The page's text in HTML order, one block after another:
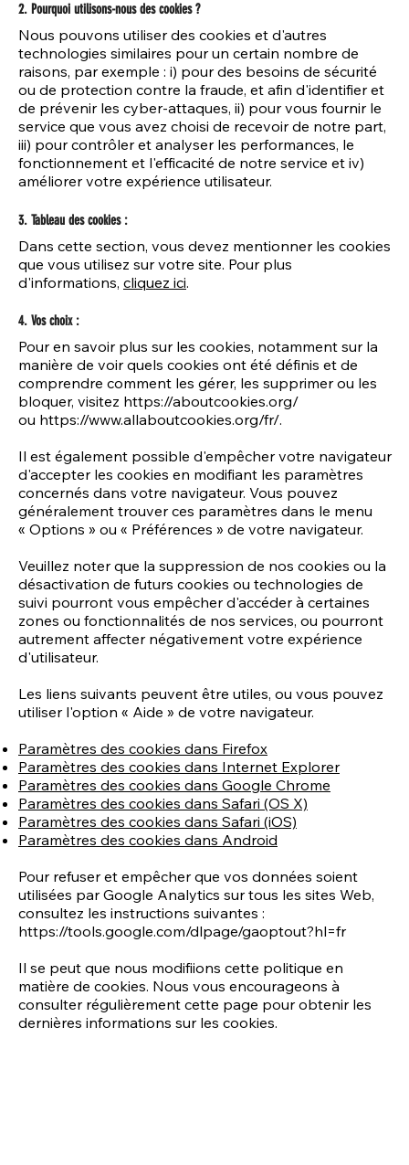
2. Pourquoi utilisons-nous des cookies ?
Nous pouvons utiliser des cookies et d'autres
technologies similaires pour un certain nombre de
raisons, par exemple : i) pour des besoins de sécurité
ou de protection contre la fraude, et afin d'identifier et
de prévenir les cyber-attaques, ii) pour vous fournir le
service que vous avez choisi de recevoir de notre part,
iii) pour contrôler et analyser les performances, le
fonctionnement et l'efficacité de notre service et iv)
améliorer votre expérience utilisateur.
3. Tableau des cookies :
Dans cette section, vous devez mentionner les cookies
que vous utilisez sur votre site. Pour plus
d'informations, cliquez ici.
4. Vos choix :
Pour en savoir plus sur les cookies, notamment sur la
manière de voir quels cookies ont été définis et de
comprendre comment les gérer, les supprimer ou les
bloquer, visitez https://aboutcookies.org/
ou https://www.allaboutcookies.org/fr/.
Il est également possible d'empêcher votre navigateur
d'accepter les cookies en modifiant les paramètres
concernés dans votre navigateur. Vous pouvez
généralement trouver ces paramètres dans le menu
« Options » ou « Préférences » de votre navigateur.
Veuillez noter que la suppression de nos cookies ou la
désactivation de futurs cookies ou technologies de
suivi pourront vous empêcher d'accéder à certaines
zones ou fonctionnalités de nos services, ou pourront
autrement affecter négativement votre expérience
d'utilisateur.
Les liens suivants peuvent être utiles, ou vous pouvez
utiliser l'option « Aide » de votre navigateur.
Paramètres des cookies dans Firefox
Paramètres des cookies dans Internet Explorer
Paramètres des cookies dans Google Chrome
Paramètres des cookies dans Safari (OS X)
Paramètres des cookies dans Safari (iOS)
Paramètres des cookies dans Android
Pour refuser et empêcher que vos données soient
utilisées par Google Analytics sur tous les sites Web,
consultez les instructions suivantes :
https://tools.google.com/dlpage/gaoptout?hl=fr
Il se peut que nous modifiions cette politique en
matière de cookies. Nous vous encourageons à
consulter régulièrement cette page pour obtenir les
dernières informations sur les cookies.